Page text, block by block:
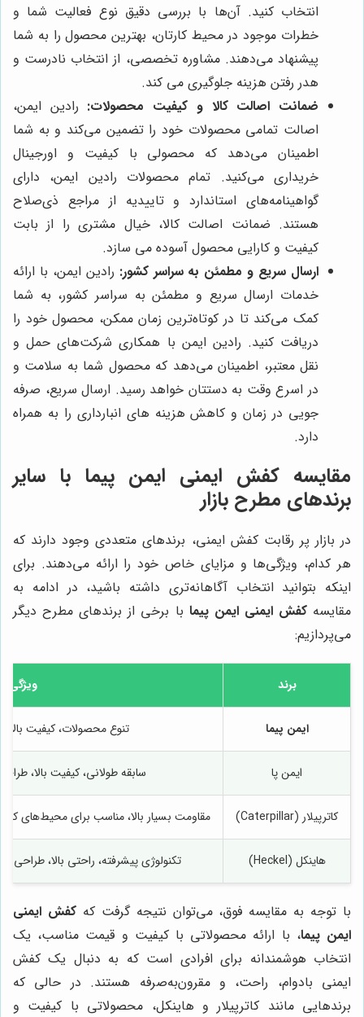
انتخاب کنید. آن‌ها با بررسی دقیق نوع فعالیت شما و
خطرات موجود در محیط کارتان، بهترین محصول را به شما
پیشنهاد می‌دهند. مشاوره تخصصی، از انتخاب نادرست و
هدر رفتن هزینه جلوگیری می کند.
ضمانت اصالت کالا و کیفیت محصولات: رادین ایمن،
اصالت تمامی محصولات خود را تضمین می‌کند و به شما
اطمینان می‌دهد که محصولی با کیفیت و اورجینال
خریداری می‌کنید. تمام محصولات رادین ایمن، دارای
گواهینامه‌های استاندارد و تاییدیه از مراجع ذی‌صلاح
هستند. ضمانت اصالت کالا، خیال مشتری را از بابت
کیفیت و کارایی محصول آسوده می سازد.
ارسال سریع و مطمئن به سراسر کشور: رادین ایمن، با ارائه
خدمات ارسال سریع و مطمئن به سراسر کشور، به شما
کمک می‌کند تا در کوتاه‌ترین زمان ممکن، محصول خود را
دریافت کنید. رادین ایمن با همکاری شرکت‌های حمل و
نقل معتبر، اطمینان می‌دهد که محصول شما به سلامت و
در اسرع وقت به دستتان خواهد رسید. ارسال سریع، صرفه
جویی در زمان و کاهش هزینه های انبارداری را به همراه
دارد.
مقایسه کفش ایمنی ایمن پیما با سایر
برندهای مطرح بازار
در بازار پر رقابت کفش ایمنی، برندهای متعددی وجود دارند که
هر کدام، ویژگی‌ها و مزایای خاص خود را ارائه می‌دهند. برای
اینکه بتوانید انتخاب آگاهانه‌تری داشته باشید، در ادامه به
مقایسهکفش ایمنی ایمن پیما با برخی از برندهای مطرح دیگر
می‌پردازیم:
برند
ایمن پیما تنوع محصولات، کیفیت
ایمن پا سابقه طولانی، کیفیت بالا،
کاترپیلار (Caterpillar) مقاومت بسیار بالا، مناسب برای محیط‌های
هاینکل (Heckel) تکنولوژی پیشرفته، راحتی بالا، طراحی
با توجه به مقایسه فوق، می‌توان نتیجه گرفت کهکفش ایمنی
ایمن پیما، با ارائه محصولاتی با کیفیت و قیمت مناسب، یک
انتخاب هوشمندانه برای افرادی است که به دنبال یک کفش
ایمنی بادوام، راحت، و مقرون‌به‌صرفه هستند. در حالی که
برندهایی مانند کاترپیلار و هاینکل، محصولاتی با کیفیت و